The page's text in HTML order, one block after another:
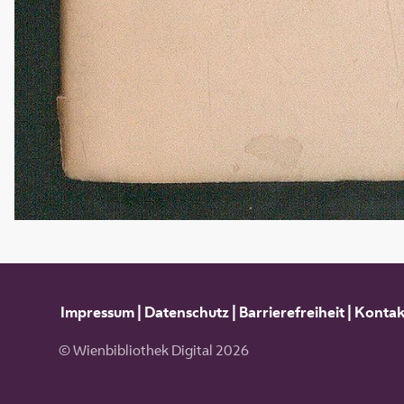
Impressum| Datenschutz| Barrierefreiheit|
© Wienbibliothek Digital 2026